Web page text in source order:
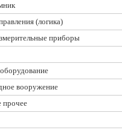
(логика)
приборы
вооружение
прочее